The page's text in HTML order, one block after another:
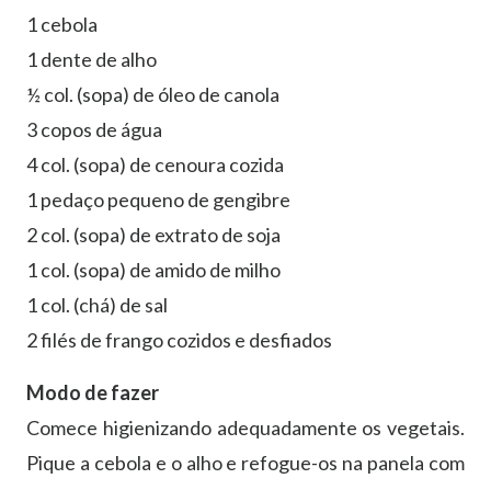
1 cebola
1 dente de alho
½ col. (sopa) de óleo de canola
3 copos de água
4 col. (sopa) de cenoura cozida
1 pedaço pequeno de gengibre
2 col. (sopa) de extrato de soja
1 col. (sopa) de amido de milho
1 col. (chá) de sal
2 filés de frango cozidos e desfiados
Modo de fazer
Comece higienizando adequadamente os vegetais.
Pique a cebola e o alho e refogue-os na panela com